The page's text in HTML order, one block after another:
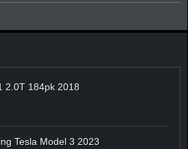
2.0T 184pk 2018
Tesla Model 3 2023